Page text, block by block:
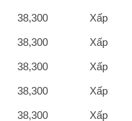
38,300 Xấp
38,300 Xấp
38,300 Xấp
38,300 Xấp
38,300 Xấp